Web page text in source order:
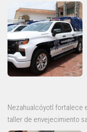
Nezahualcóyotl fortalece
taller de envejecimiento